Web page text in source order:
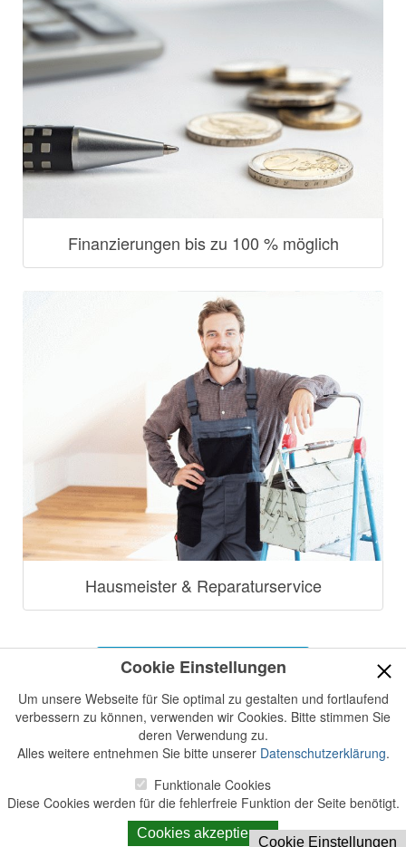
Finanzierungen bis zu 100 % möglich
Hausmeister & Reparaturservice
Jetzt Informationen anfordern
Impressum
Bildnachweise
Download QR Code
Cookie Einstellungen
Um unsere Webseite für Sie optimal zu gestalten und fortlaufend
verbessern zu können, verwenden wir Cookies. Bitte stimmen Sie
deren Verwendung zu.
Alles weitere entnehmen Sie bitte unserer Datenschutzerklärung.
Funktionale Cookies
Diese Cookies werden für die fehlerfreie Funktion der Seite benötigt.
Cookies akzeptieren
Cookie Einstellungen